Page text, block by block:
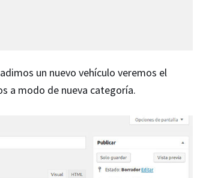
un nuevo vehículo veremos el
a modo de nueva categoría.